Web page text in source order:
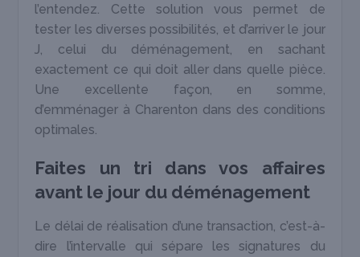
l’entendez. Cette solution vous permet de
tester les diverses possibilités, et d’arriver le jour
J, celui du déménagement, en sachant
exactement ce qui doit aller dans quelle pièce.
Une excellente façon, en somme,
d’emménager à Charenton dans des conditions
optimales.
Faites un tri dans vos affaires
avant le jour du déménagement
Le délai de réalisation d’une transaction, c’est-à-
dire l’intervalle qui sépare les signatures du